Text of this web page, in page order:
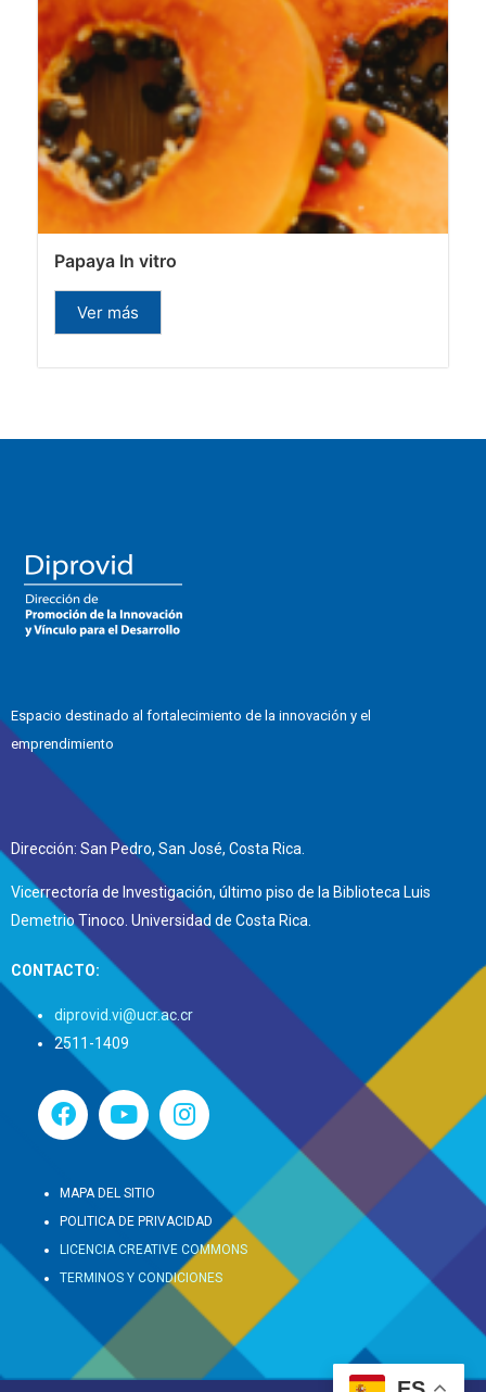
Papaya In vitro
Ver más
Espacio destinado al fortalecimiento de la innovación y el
emprendimiento
Dirección: San Pedro, San José, Costa Rica.
Vicerrectoría de Investigación, último piso de la Biblioteca Luis
Demetrio Tinoco. Universidad de Costa Rica.
CONTACTO:
diprovid.vi@ucr.ac.cr
2511-1409
MAPA DEL SITIO
POLITICA DE PRIVACIDAD
LICENCIA CREATIVE COMMONS
TERMINOS Y CONDICIONES